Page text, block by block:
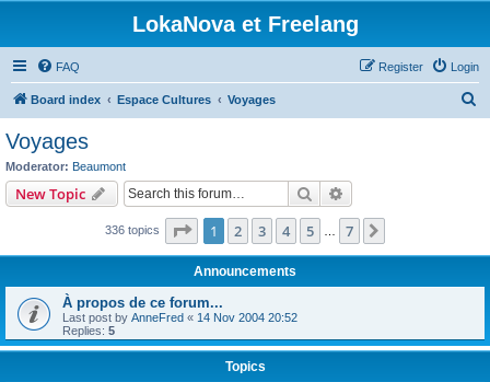
LokaNova et Freelang
FAQ Login
Register
Board index Espace Cultures Voyages
Voyages
Moderator: Beaumont
New Topic Search
336 topics Page 1of 7
1 2 3 4 5 7
Announcements
À propos de ce forum...
Last post by AnneFred « 14 Nov 2004 20:52
Replies: 5
Topics